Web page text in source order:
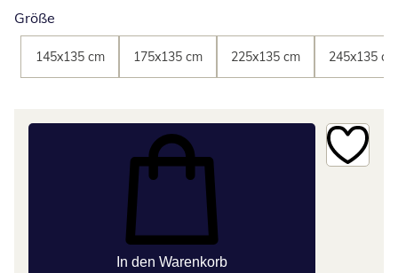
Größe
145x135 cm 175x135 cm 225x135 cm 245x135 cm
In den Warenkorb